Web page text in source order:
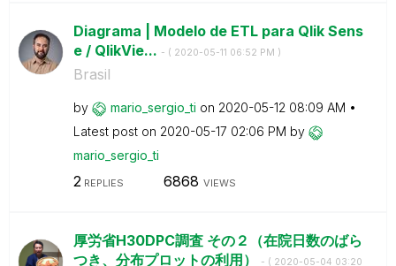
Diagrama | Modelo de ETL para Qlik Sens
e / QlikVie... - ( ‎2020-05-11 06:52 PM )
Brasil
by mario_sergio_ti on ‎2020-05-12 08:09 AM
Latest post on ‎2020-05-17 02:06 PM by
mario_sergio_ti
2 REPLIES 6868 VIEWS
厚労省H30DPC調査 その２（在院日数のばら
つき、分布プロットの利用）
- ( ‎2020-05-04 03:20